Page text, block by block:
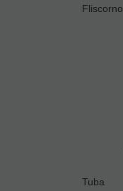
Fliscorno
Tuba